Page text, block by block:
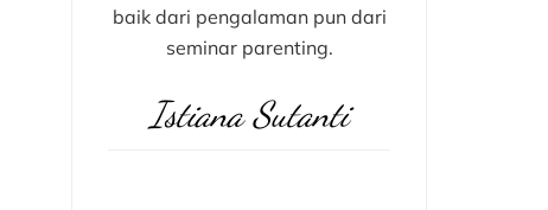
baik dari pengalaman pun dari
seminar parenting.
Istiana Sutanti